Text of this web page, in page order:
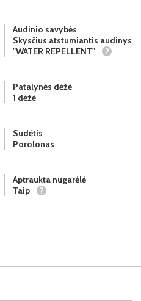
Audinio savybės
Skysčius atstumiantis audinys
"WATER REPELLENT"
?
Patalynės dėžė
1 dėžė
Sudėtis
Porolonas
Aptraukta nugarėlė
Taip
?